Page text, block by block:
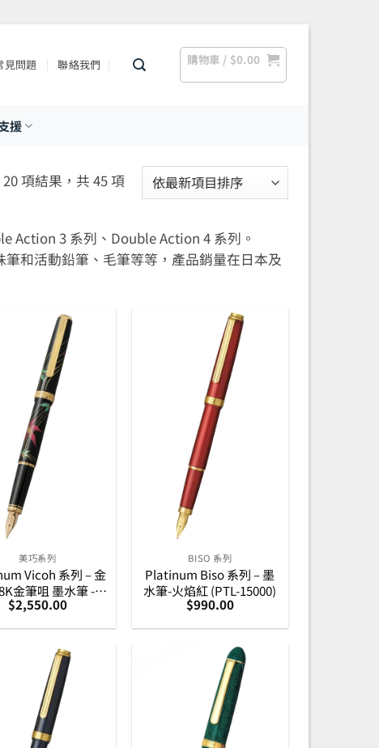
見問題 聯絡我們 購物車 / $0.00
援
項結果，共 45 項
項
目
Action 3 系列、Double Action 4 系列。
和活動鉛筆、毛筆等等，產品銷量在日本及
美巧系列
Vicoh 系列 – 金
金筆咀 墨水筆 -秋
葉 (PTL-20000H)
$2,550.00
BISO 系列
Platinum Biso 系列 – 墨
水筆-火焰紅 (PTL-15000)
$990.00